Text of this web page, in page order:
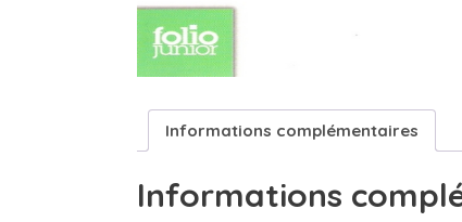
Informations complémentaires
Informations